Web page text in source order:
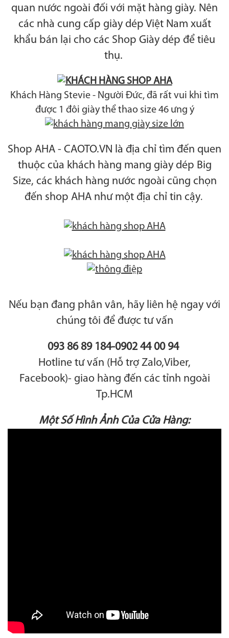
quan nước ngoài đối với mặt hàng giày. Nên
các nhà cung cấp giày dép Việt Nam xuất
khẩu bán lại cho các Shop Giày dép để tiêu
thụ.
Khách Hàng Stevie - Người Đức, đã rất vui khi tìm
được 1 đôi giày thể thao size 46 ưng ý
Shop AHA - CAOTO.VN là địa chỉ tìm đến quen
thuộc của khách hàng mang giày dép Big
Size, các khách hàng nước ngoài cũng chọn
đến shop AHA như một địa chỉ tin cậy.
Nếu bạn đang phân vân, hãy liên hệ ngay với
chúng tôi để được tư vấn
093 86 89 184-0902 44 00 94
Hotline tư vấn (Hỗ trợ Zalo,Viber,
Facebook)- giao hàng đến các tỉnh ngoài
Tp.HCM
Một Số Hình Ảnh Của Cửa Hàng: